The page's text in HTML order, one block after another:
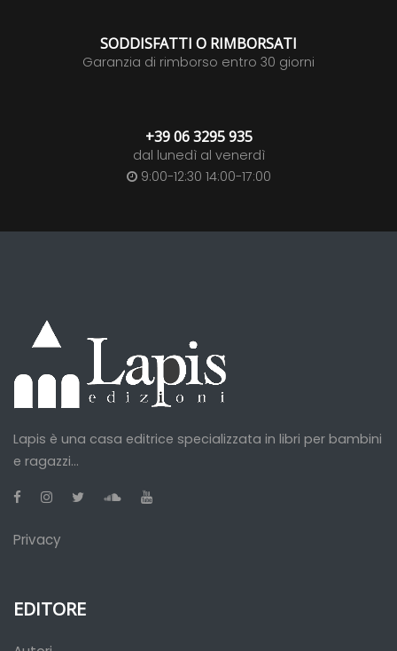
SODDISFATTI O RIMBORSATI
Garanzia di rimborso entro 30 giorni
+39 06 3295 935
dal lunedì al venerdì
9:00-12:30 14:00-17:00
Lapis è una casa editrice specializzata in libri per bambini
e ragazzi...
Privacy
EDITORE